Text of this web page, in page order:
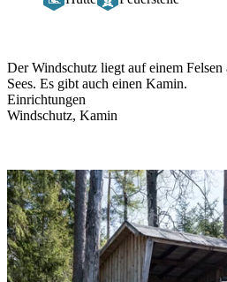
Der Windschutz liegt auf einem
Sees. Es gibt auch einen Kamin.
Einrichtungen
Windschutz, Kamin
Bildergalerie